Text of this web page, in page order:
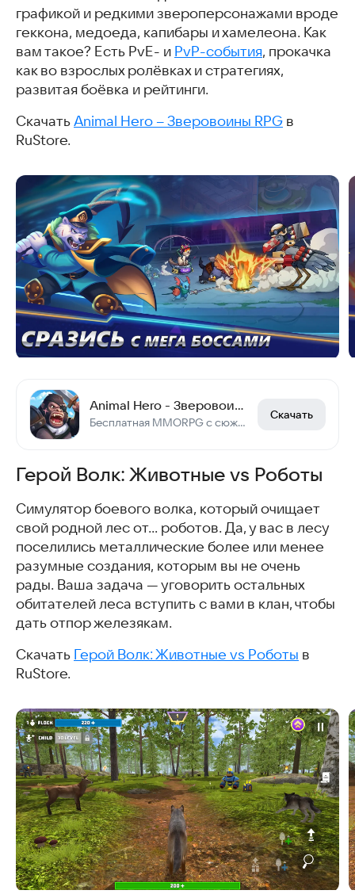
графикой и редкими звероперсонажами вроде
геккона, медоеда, капибары и хамелеона. Как
вам такое? Есть PvE- и PvP-события, прокачка
как во взрослых ролёвках и стратегиях,
развитая боёвка и рейтинги.
Скачать Animal Hero – Зверовоины RPG в
RuStore.
Animal Hero - Зверовоины RPG
Бесплатная MMORPG с сюжетной кампанией и PvP-ареной: собирай героев и сражайся!
Скачать
Герой Волк: Животные vs Роботы
Симулятор боевого волка, который очищает
свой родной лес от… роботов. Да, у вас в лесу
поселились металлические более или менее
разумные создания, которым вы не очень
рады. Ваша задача — уговорить остальных
обитателей леса вступить с вами в клан, чтобы
дать отпор железякам.
Скачать Герой Волк: Животные vs Роботы в
RuStore.